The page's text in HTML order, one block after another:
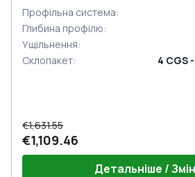
Профільна система:
Глибина профілю:
Ущільнення:
Склопакет: 4 CGS
€1,631.55
€1,109.46
Детальніше /